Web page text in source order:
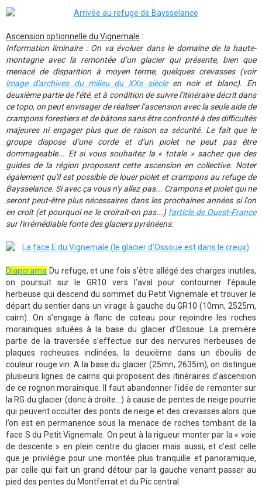
Ascension optionnelle du Vignemale :
Information liminaire : On va évoluer dans le domaine de la haute-
montagne avec la remontée d’un glacier qui présente, bien que
menacé de disparition à moyen terme, quelques crevasses (voir
image d'archives du milieu du XXe siècleen noir et blanc). En
deuxième partie de l’été, et à condition de suivre l’itinéraire décrit dans
ce topo, on peut envisager de réaliser l’ascension avec la seule aide de
crampons forestiers et de bâtons sans être confronté à des difficultés
majeures ni engager plus que de raison sa sécurité. Le fait que le
groupe dispose d’une corde et d’un piolet ne peut pas être
dommageable... Et si vous souhaitez la « totale » sachez que des
guides de la région proposent cette ascension en collective. Noter
également qu'il est possible de louer piolet et crampons au refuge de
Baysselance. Si avec ça vous n'y allez pas... Crampons et piolet qui ne
seront peut-être plus nécessaires dans les prochaines années si l'on
en croit (et pourquoi ne le croirait-on pas...) l'article de Ouest-France
sur l'irrémédiable fonte des glaciers pyrénéens.
Diaporama Du refuge, et une fois s’être allégé des charges inutiles,
on poursuit sur le GR10 vers l’aval pour contourner l’épaule
herbeuse qui descend du sommet du Petit Vignemale et trouver le
départ du sentier dans un virage à gauche du GR10 (10mn, 2525m,
cairn). On s’engage à flanc de coteau pour rejoindre les roches
morainiques situées à la base du glacier d’Ossoue. La première
partie de la traversée s’effectue sur des nervures herbeuses de
plaques rocheuses inclinées, la deuxième dans un éboulis de
couleur rouge vin. A la base du glacier (25mn, 2635m), on distingue
plusieurs lignes de cairns qui proposent des itinéraires d’ascension
de ce rognon morainique. Il faut abandonner l'idée de remonter sur
la RG du glacier (donc à droite...) à cause de pentes de neige pourrie
qui peuvent occulter des ponts de neige et des crevasses alors que
l’on est en permanence sous la menace de roches tombant de la
face S du Petit Vignemale. On peut à la rigueur monter par la « voie
de descente » en plein centre du glacier mais aussi, et c’est celle
que je privilégie pour une montée plus tranquille et panoramique,
par celle qui fait un grand détour par la gauche venant passer au
pied des pentes du Montferrat et du Pic central.